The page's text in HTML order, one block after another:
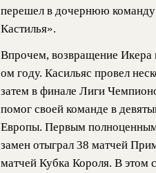
перешел в дочернюю
Кастилья».
Впрочем, возвращение Икера
ом году. Касильяс провел
затем в финале Лиги
помог своей команде в
Европы. Первым
замен отыграл 38 матчей
матчей Кубка Короля. В этом